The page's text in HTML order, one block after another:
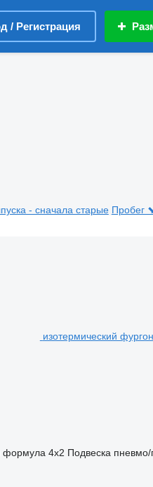
/ Регистрация
- сначала старые Пробег
изотермический
формула 4x2 Подвеска